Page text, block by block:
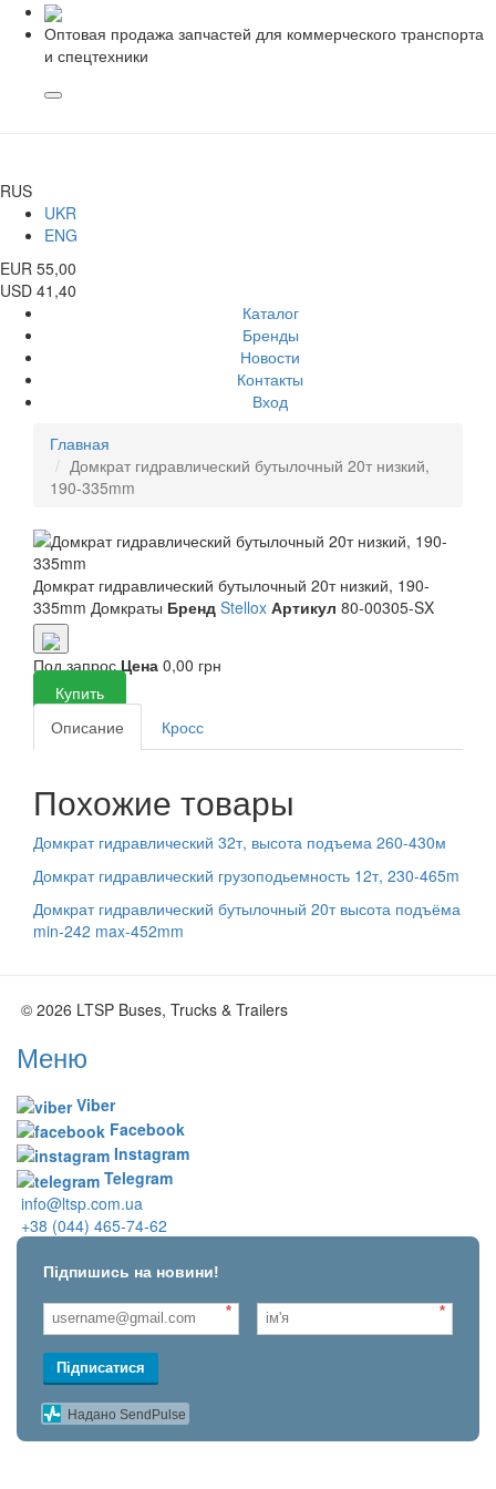
Оптовая продажа запчастей для коммерческого транспорта
и спецтехники
RUS
UKR
ENG
EUR 55,00
USD 41,40
Каталог
Бренды
Новости
Контакты
Вход
Главная
Домкрат гидравлический бутылочный 20т низкий,
190-335mm
Домкрат гидравлический бутылочный 20т низкий, 190-
335mm Домкраты Бренд Stellox Артикул 80-00305-SX
Под запрос Цена 0,00 грн
Купить
Описание
Кросс
Похожие товары
Домкрат гидравлический 32т, высота подъема 260-430м
Домкрат гидравлический грузоподьемность 12т, 230-465m
Домкрат гидравлический бутылочный 20т высота подъёма
min-242 max-452mm
© 2026 LTSP Buses, Trucks & Trailers
Меню
Viber
Facebook
Instagram
Telegram
info@ltsp.com.ua
+38 (044) 465-74-62
Підпишись на новини!
* *
Підписатися
Надано SendPulse